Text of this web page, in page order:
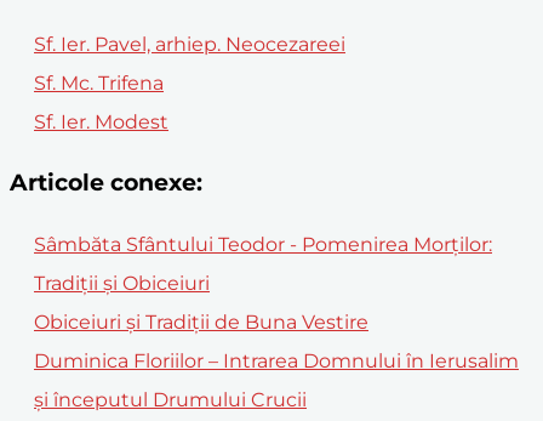
Sf. Ier. Pavel, arhiep. Neocezareei
Sf. Mc. Trifena
Sf. Ier. Modest
Articole conexe:
Sâmbăta Sfântului Teodor - Pomenirea Morților:
Tradiții și Obiceiuri
Obiceiuri și Tradiții de Buna Vestire
Duminica Floriilor – Intrarea Domnului în Ierusalim
și începutul Drumului Crucii